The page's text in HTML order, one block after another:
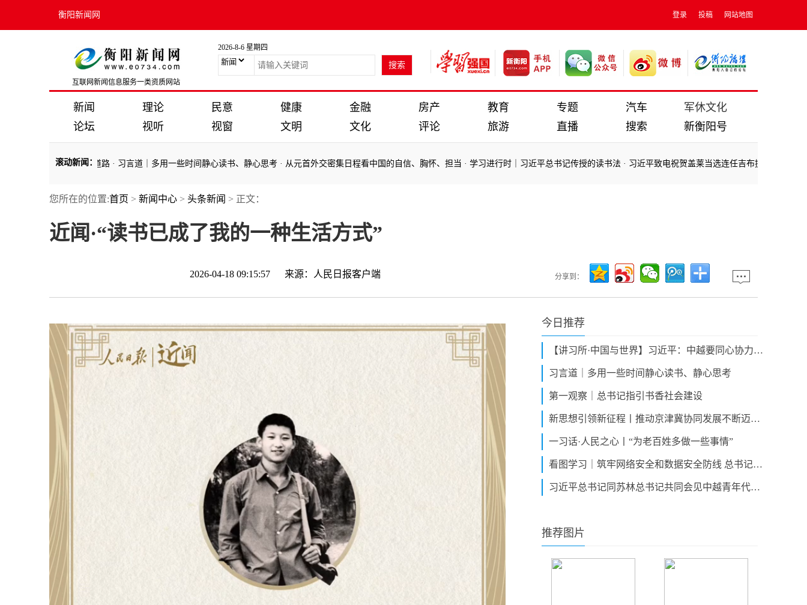
衡阳新闻网 登录 投稿 网站地图
互联网新闻信息服务一类资质网站
2026-8-6 星期四
新闻 理论 民意 健康 金融 房产 教育 专题 汽车
军休文化
论坛
视听 视窗 文明 文化 评论 旅游 直播 搜索 新衡阳号
滚动新闻 ：
力 携手同行现代化道路 ·习言道｜多用一些时间静心读书、静心思考·从元首外交密集日程看中国的自信、胸怀、担当 ·学习进行时｜习近平总书记传授的读书法·习近平致电祝贺盖莱当选连任吉布提总统
力 携手同行现代化道路·习言道｜多用一些时间静心读书、静心思考
您所在的位置:首页 > 新闻中心 > 头条新闻 > 正文：
近闻·“读书已成了我的一种生活方式”
2026-04-18 09:15:57 来源： 人民日报客户端 分享到：
今日推荐
【讲习所·中国与世界】习近平：中越要同心协力 携手同行现代化道路
习言道｜多用一些时间静心读书、静心思考
第一观察｜总书记指引书香社会建设
新思想引领新征程丨推动京津冀协同发展不断迈上新台阶
一习话·人民之心丨“为老百姓多做一些事情”
看图学习｜筑牢网络安全和数据安全防线 总书记关心的“网事”
习近平总书记同苏林总书记共同会见中越青年代表侧记
推荐图片